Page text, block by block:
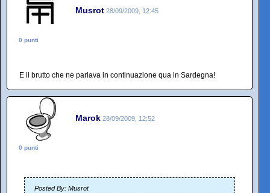
Musrot 28/09/2009, 12:45
0 punti
E il brutto che ne parlava in continuazione qua in Sardegna!
Marok 28/09/2009, 12:52
0 punti
Posted By: Musrot